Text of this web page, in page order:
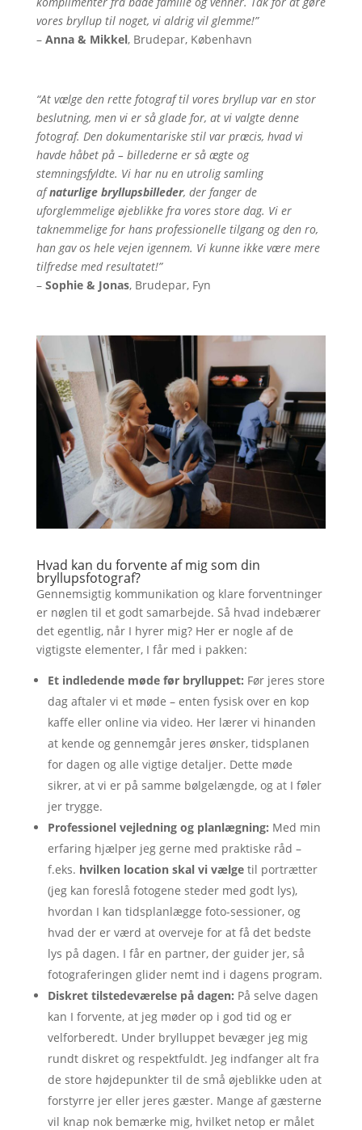
vores bryllup til noget, vi aldrig vil glemme!”
– Anna & Mikkel, Brudepar, København
“At vælge den rette fotograf til vores bryllup var en stor
beslutning, men vi er så glade for, at vi valgte denne
fotograf. Den dokumentariske stil var præcis, hvad vi
havde håbet på – billederne er så ægte og
stemningsfyldte. Vi har nu en utrolig samling
afnaturlige bryllupsbilleder, der fanger de
uforglemmelige øjeblikke fra vores store dag. Vi er
taknemmelige for hans professionelle tilgang og den ro,
han gav os hele vejen igennem. Vi kunne ikke være mere
tilfredse med resultatet!”
– Sophie & Jonas, Brudepar, Fyn
Hvad kan du forvente af mig som din
bryllupsfotograf?
Gennemsigtig kommunikation og klare forventninger
er nøglen til et godt samarbejde. Så hvad indebærer
det egentlig, når I hyrer mig? Her er nogle af de
vigtigste elementer, I får med i pakken:
Et indledende møde før brylluppet: Før jeres store
dag aftaler vi et møde – enten fysisk over en kop
kaffe eller online via video. Her lærer vi hinanden
at kende og gennemgår jeres ønsker, tidsplanen
for dagen og alle vigtige detaljer. Dette møde
sikrer, at vi er på samme bølgelængde, og at I føler
jer trygge.
Professionel vejledning og planlægning: Med min
erfaring hjælper jeg gerne med praktiske råd –
f.eks. hvilken location skal vi vælgetil portrætter
(jeg kan foreslå fotogene steder med godt lys),
hvordan I kan tidsplanlægge foto-sessioner, og
hvad der er værd at overveje for at få det bedste
lys på dagen. I får en partner, der guider jer, så
fotograferingen glider nemt ind i dagens program.
Diskret tilstedeværelse på dagen: På selve dagen
kan I forvente, at jeg møder op i god tid og er
velforberedt. Under brylluppet bevæger jeg mig
rundt diskret og respektfuldt. Jeg indfanger alt fra
de store højdepunkter til de små øjeblikke uden at
forstyrre jer eller jeres gæster. Mange af gæsterne
vil knap nok bemærke mig, hvilket netop er målet